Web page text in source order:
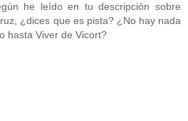
he leído en tu descripción sobre
¿dices que es pista? ¿No hay nada
hasta Viver de Vicort?